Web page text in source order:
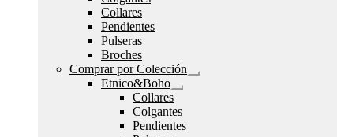
menú
hijo
Collares
Pendientes
Pulseras
Broches
Comprar por Colección
Expandir
Etnico&Boho
Expandir
menú
hijo
Collares
Colgantes
Pendientes